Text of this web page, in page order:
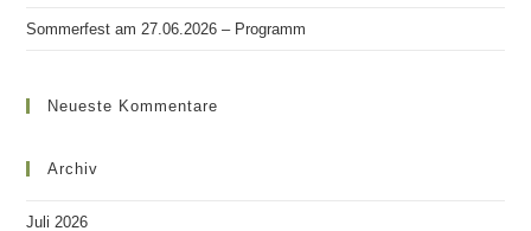
Sommerfest am 27.06.2026 – Programm
Neueste Kommentare
Archiv
Juli 2026